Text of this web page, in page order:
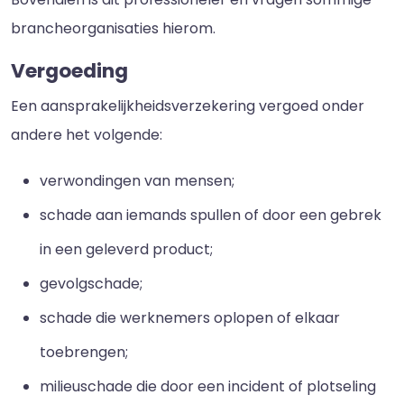
brancheorganisaties hierom.
Vergoeding
Een aansprakelijkheidsverzekering vergoed onder
andere het volgende:
verwondingen van mensen;
schade aan iemands spullen of door een gebrek
in een geleverd product;
gevolgschade;
schade die werknemers oplopen of elkaar
toebrengen;
milieuschade die door een incident of plotseling